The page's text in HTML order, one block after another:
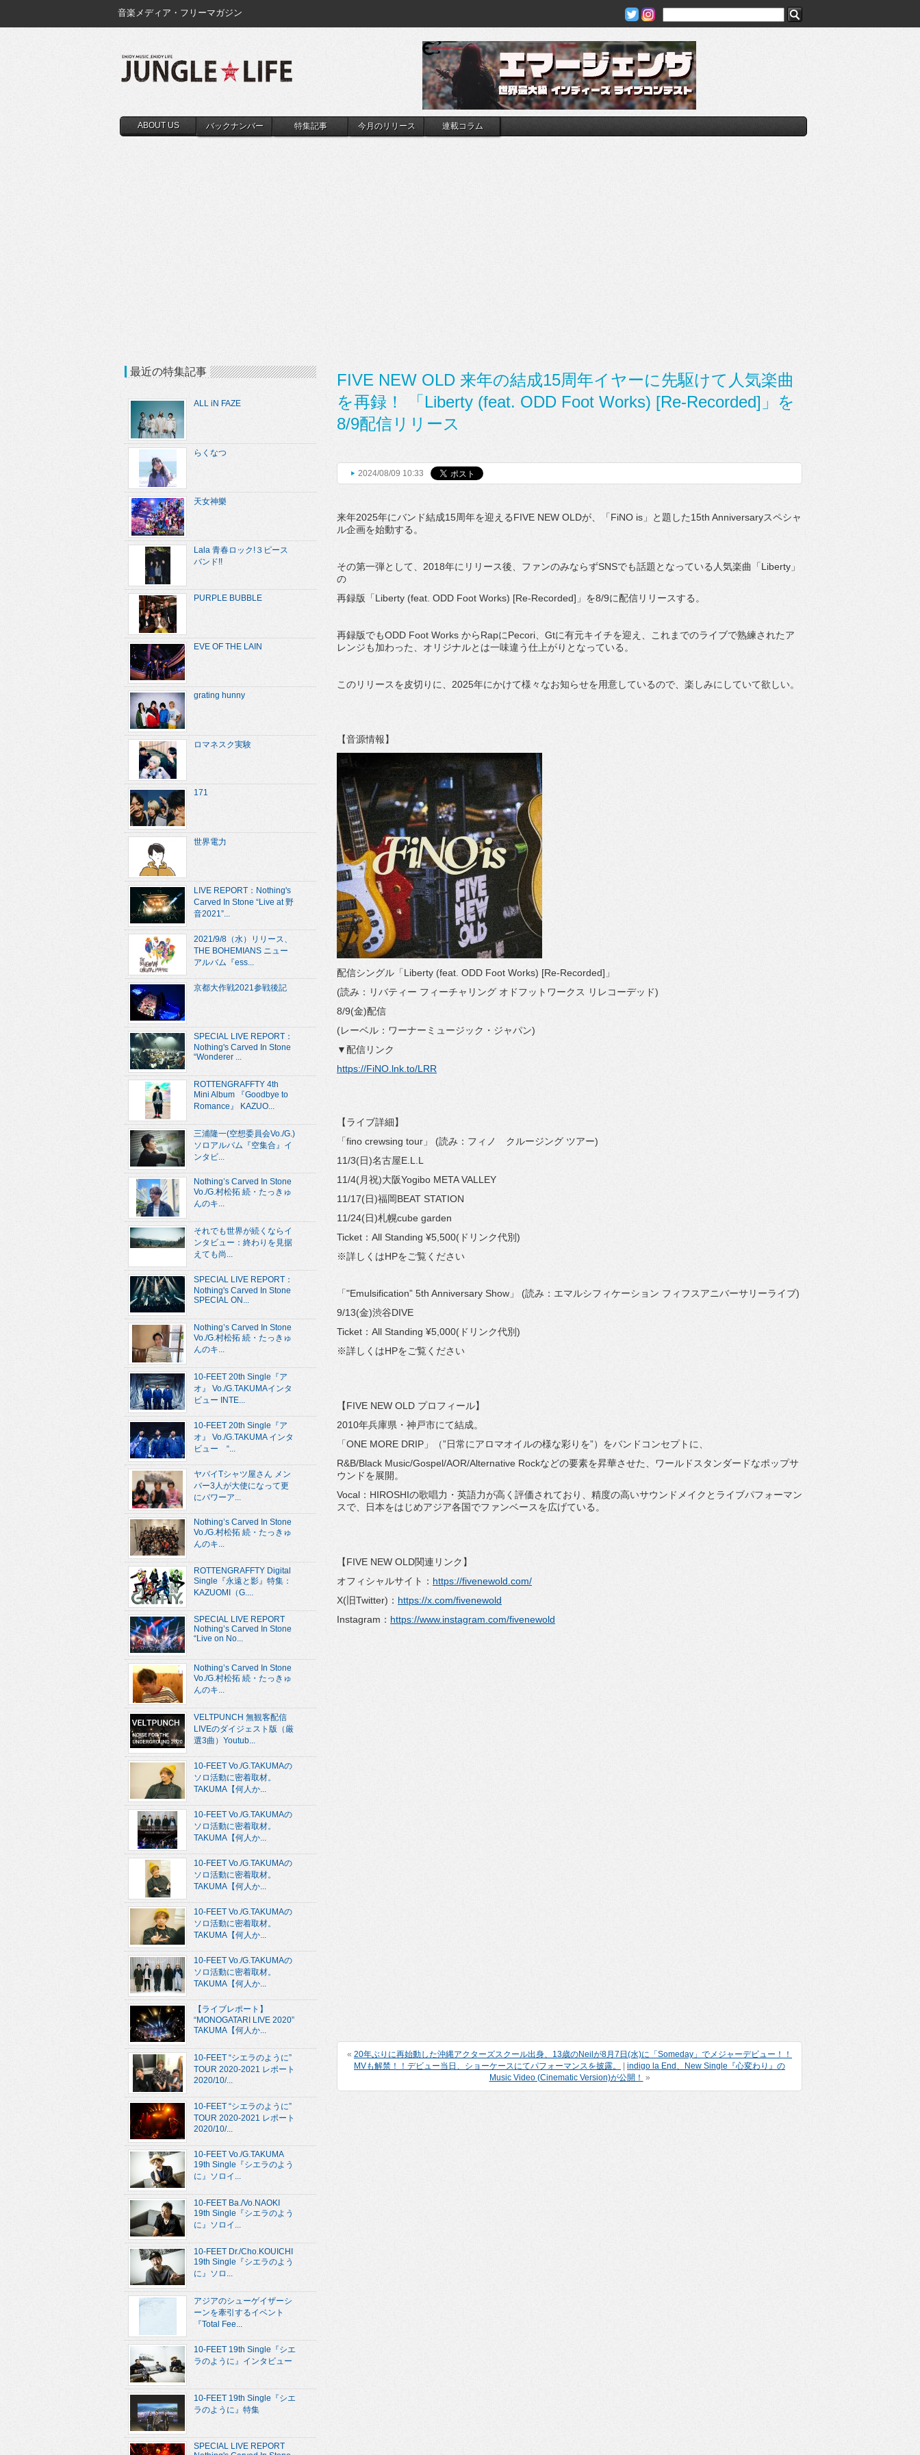
音楽メディア・フリーマガジン
ABOUT US バックナンバー 特集記事 今月のリリース 連載コラム
FIVE NEW OLD 来年の結成15周年イヤーに先駆けて人気楽曲
を再録！ 「Liberty (feat. ODD Foot Works) [Re-Recorded]」を
8/9配信リリース
2024/08/09 10:33
来年2025年にバンド結成15周年を迎えるFIVE NEW OLDが、「FiNO is」と題した15th Anniversaryスペシャ
ル企画を始動する。
その第一弾として、2018年にリリース後、ファンのみならずSNSでも話題となっている人気楽曲「Liberty」
の
再録版「Liberty (feat. ODD Foot Works) [Re-Recorded]」を8/9に配信リリースする。
再録版でもODD Foot Works からRapにPecori、Gtに有元キイチを迎え、これまでのライブで熟練されたア
レンジも加わった、オリジナルとは一味違う仕上がりとなっている。
このリリースを皮切りに、2025年にかけて様々なお知らせを用意しているので、楽しみにしていて欲しい。
【音源情報】
配信シングル「Liberty (feat. ODD Foot Works) [Re-Recorded]」
(読み：リバティー フィーチャリング オドフットワークス リレコーデッド)
8/9(金)配信
(レーベル：ワーナーミュージック・ジャパン)
▼配信リンク
https://FiNO.lnk.to/LRR
【ライブ詳細】
「fino crewsing tour」 (読み：フィノ クルージング ツアー)
11/3(日)名古屋E.L.L
11/4(月祝)大阪Yogibo META VALLEY
11/17(日)福岡BEAT STATION
11/24(日)札幌cube garden
Ticket：All Standing ¥5,500(ドリンク代別)
※詳しくはHPをご覧ください
「"Emulsification” 5th Anniversary Show」 (読み：エマルシフィケーション フィフスアニバーサリーライブ)
9/13(金)渋谷DIVE
Ticket：All Standing ¥5,000(ドリンク代別)
※詳しくはHPをご覧ください
【FIVE NEW OLD プロフィール】
2010年兵庫県・神戸市にて結成。
「ONE MORE DRIP」（”日常にアロマオイルの様な彩りを”）をバンドコンセプトに、
R&B/Black Music/Gospel/AOR/Alternative Rockなどの要素を昇華させた、ワールドスタンダードなポップサ
ウンドを展開。
Vocal：HIROSHIの歌唱力・英語力が高く評価されており、精度の高いサウンドメイクとライブパフォーマン
スで、日本をはじめアジア各国でファンベースを広げている。
【FIVE NEW OLD関連リンク】
オフィシャルサイト： https://fivenewold.com/
X(旧Twitter)： https://x.com/fivenewold
Instagram： https://www.instagram.com/fivenewold
« 20年ぶりに再始動した沖縄アクターズスクール出身、13歳のNeilが8月7日(水)に「Someday」でメジャーデビュー！！
MVも解禁！！デビュー当日、ショーケースにてパフォーマンスを披露。
indigo la End、New Single『心変わり』の
Music Video (Cinematic Version)が公開！ »
最近の特集記事
ALL iN FAZE
らくなつ
天女神樂
Lala 青春ロック!３ピース
バンド!!
PURPLE BUBBLE
EVE OF THE LAIN
grating hunny
ロマネスク実験
171
世界電力
LIVE REPORT：Nothing's
Carved In Stone “Live at 野
音2021”...
2021/9/8（水）リリース、
THE BOHEMIANS ニュー
アルバム『ess...
京都大作戦2021参戦後記
SPECIAL LIVE REPORT：
Nothing's Carved In Stone
“Wonderer ...
ROTTENGRAFFTY 4th
Mini Album 『Goodbye to
Romance』 KAZUO...
三浦隆一(空想委員会Vo./G.)
ソロアルバム『空集合』イ
ンタビ...
Nothing’s Carved In Stone
Vo./G.村松拓 続・たっきゅ
んのキ...
それでも世界が続くならイ
ンタビュー：終わりを見据
えても尚...
SPECIAL LIVE REPORT：
Nothing's Carved In Stone
SPECIAL ON...
Nothing’s Carved In Stone
Vo./G.村松拓 続・たっきゅ
んのキ...
10-FEET 20th Single『ア
オ』 Vo./G.TAKUMAインタ
ビュー INTE...
10-FEET 20th Single『ア
オ』 Vo./G.TAKUMA インタ
ビュー “...
ヤバイTシャツ屋さん メン
バー3人が大使になって更
にパワーア...
Nothing’s Carved In Stone
Vo./G.村松拓 続・たっきゅ
んのキ...
ROTTENGRAFFTY Digital
Single『永遠と影』特集：
KAZUOMI（G....
SPECIAL LIVE REPORT
Nothing’s Carved In Stone
“Live on No...
Nothing’s Carved In Stone
Vo./G.村松拓 続・たっきゅ
んのキ...
VELTPUNCH 無観客配信
LIVEのダイジェスト版（厳
選3曲）Youtub...
10-FEET Vo./G.TAKUMAの
ソロ活動に密着取材。
TAKUMA【何人か...
10-FEET Vo./G.TAKUMAの
ソロ活動に密着取材。
TAKUMA【何人か...
10-FEET Vo./G.TAKUMAの
ソロ活動に密着取材。
TAKUMA【何人か...
10-FEET Vo./G.TAKUMAの
ソロ活動に密着取材。
TAKUMA【何人か...
10-FEET Vo./G.TAKUMAの
ソロ活動に密着取材。
TAKUMA【何人か...
【ライブレポート】
“MONOGATARI LIVE 2020”
TAKUMA【何人か...
10-FEET “シエラのように”
TOUR 2020-2021 レポート
2020/10/...
10-FEET “シエラのように”
TOUR 2020-2021 レポート
2020/10/...
10-FEET Vo./G.TAKUMA
19th Single『シエラのよう
に』ソロイ...
10-FEET Ba./Vo.NAOKI
19th Single『シエラのよう
に』ソロイ...
10-FEET Dr./Cho.KOUICHI
19th Single『シエラのよう
に』ソロ...
アジアのシューゲイザーシ
ーンを牽引するイベント
『Total Fee...
10-FEET 19th Single『シエ
ラのように』インタビュー
10-FEET 19th Single『シエ
ラのように』特集
SPECIAL LIVE REPORT